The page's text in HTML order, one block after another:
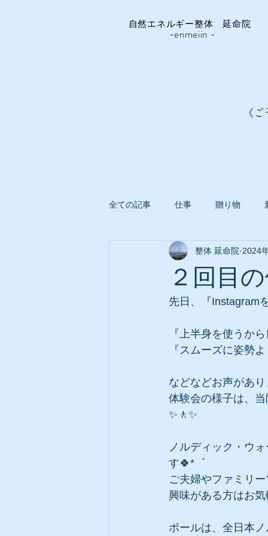
自然エネルギー整体 延命院
-enmeiin -
《
全ての記事 仕事 贈り物
延命院ガーデン
２回目
整体 延命院 2024
先日、『Instagram
『上半身を使うか
『スムーズに姿勢
などなどお声があり
体験会の様子は、
✨🚶✨
ノルディック・ウ
す🍀*゜
ご夫婦やファミリ
興味がある方はお
ポールは、全日本